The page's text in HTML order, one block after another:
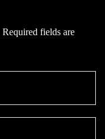
Required fields are